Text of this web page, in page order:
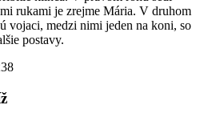
rukami je zrejme Mária. V druhom
vojaci, medzi nimi jeden na koni, so
postavy.